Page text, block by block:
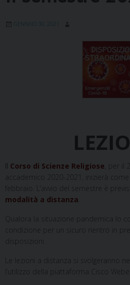
GENNAIO 30, 2021
Il Corso di Scienze Religiose , per il
accademico 2020-2021, inizierà
febbraio. L’avvio del semestre è
modalità a distanza
Qualora la situazione pandemica lo
condizione per un sicuro rientro in
disposizioni.
Le lezioni a distanza si svolgeranno
l’utilizzo della piattaforma Cisco